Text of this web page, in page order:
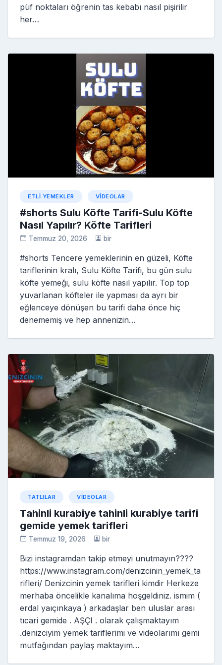
püf noktaları öğrenin tas kebabı nasıl pişirilir
her…
ETLI YEMEKLER VIDEOLAR
#shorts Sulu Köfte Tarifi-Sulu Köfte
Nasıl Yapılır? Köfte Tarifleri
Temmuz 20, 2026 bir
#shorts Tencere yemeklerinin en güzeli, Köfte
tariflerinin kralı, Sulu Köfte Tarifi, bu gün sulu
köfte yemeği, sulu köfte nasıl yapılır. Top top
yuvarlanan köfteler ile yapması da ayrı bir
eğlenceye dönüşen bu tarifi daha önce hiç
denememiş ve hep annenizin…
TATLILAR VIDEOLAR
Tahinli kurabiye tahinli kurabiye tarifi
gemide yemek tarifleri
Temmuz 19, 2026 bir
Bizi instagramdan takip etmeyi unutmayın????
https://www.instagram.com/denizcinin_yemek_ta
rifleri/ Denizcinin yemek tarifleri kimdir Herkeze
merhaba öncelikle kanalıma hoşgeldiniz. ismim (
erdal yaıçınkaya ) arkadaşlar ben uluslar arası
tıcari gemide . AŞÇI . olarak çalışmaktayım
.denizciyim yemek tariflerimi ve videolarımı gemi
mutfağından paylaş maktayım…